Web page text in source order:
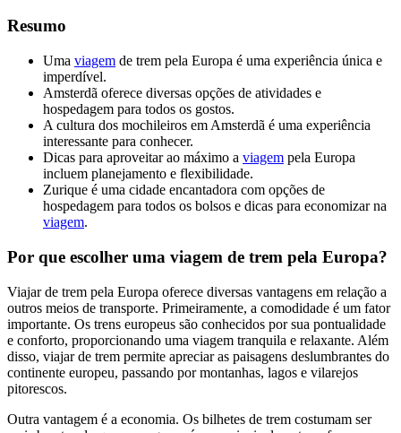
Resumo
Uma viagem de trem pela Europa é uma experiência única e
imperdível.
Amsterdã oferece diversas opções de atividades e
hospedagem para todos os gostos.
A cultura dos mochileiros em Amsterdã é uma experiência
interessante para conhecer.
Dicas para aproveitar ao máximo a viagem pela Europa
incluem planejamento e flexibilidade.
Zurique é uma cidade encantadora com opções de
hospedagem para todos os bolsos e dicas para economizar na
viagem.
Por que escolher uma viagem de trem pela Europa?
Viajar de trem pela Europa oferece diversas vantagens em relação a
outros meios de transporte. Primeiramente, a comodidade é um fator
importante. Os trens europeus são conhecidos por sua pontualidade
e conforto, proporcionando uma viagem tranquila e relaxante. Além
disso, viajar de trem permite apreciar as paisagens deslumbrantes do
continente europeu, passando por montanhas, lagos e vilarejos
pitorescos.
Outra vantagem é a economia. Os bilhetes de trem costumam ser